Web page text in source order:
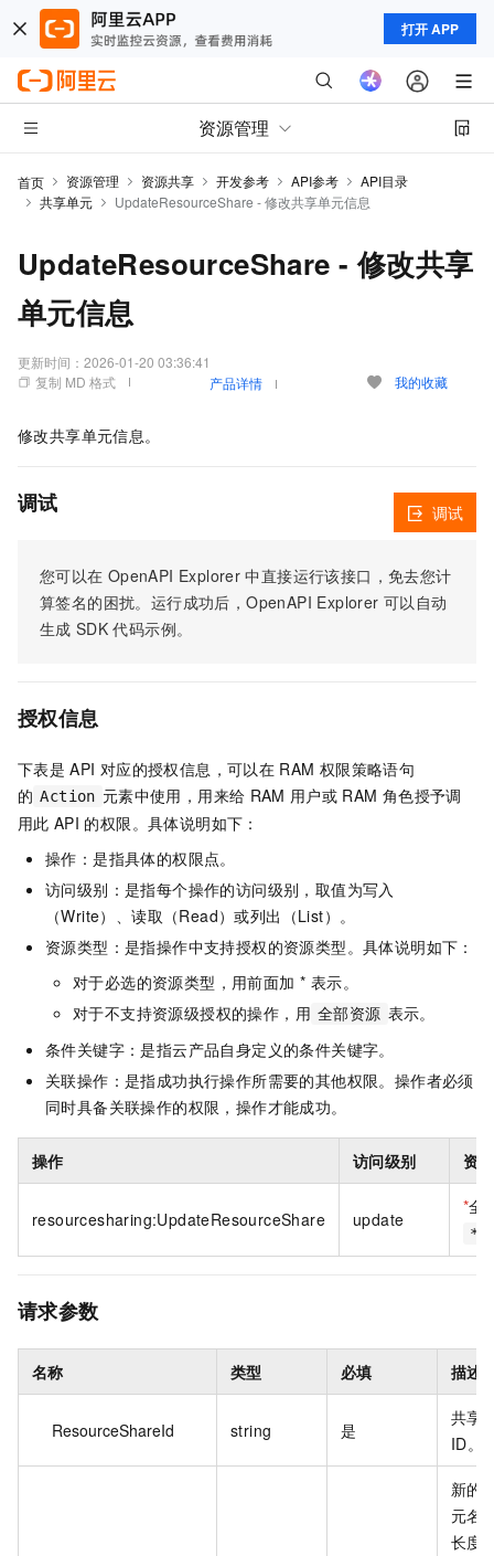
打开 APP
资源管理
首页 资源管理 资源共享 开发参考 API参考
API目录
共享单元
UpdateResourceShare - 修改共享单元信息
UpdateResourceShare - 修改共享
单元信息
更新时间： 2026-01-20 03:36:41
复制 MD 格式
产品详情 我的收藏
修改共享单元信息。
调试
您可以在 OpenAPI Explorer 中直接运行该接口，免去您计
算签名的困扰。运行成功后，OpenAPI Explorer 可以自动
生成 SDK 代码示例。
调试
授权信息
下表是 API 对应的授权信息，可以在 RAM 权限策略语句
的 Action 元素中使用，用来给 RAM 用户或 RAM 角色授予调
用此 API 的权限。具体说明如下：
操作：是指具体的权限点。
访问级别：是指每个操作的访问级别，取值为写入
（Write）、读取（Read）或列出（List）。
资源类型：是指操作中支持授权的资源类型。具体说明如下：
对于必选的资源类型，用前面加 * 表示。
对于不支持资源级授权的操作，用 全部资源 表示。
条件关键字：是指云产品自身定义的条件关键字。
关联操作：是指成功执行操作所需要的其他权限。操作者必须
同时具备关联操作的权限，操作才能成功。
操作 访问级别 资
resourcesharing:UpdateResourceShare update
*全
*
请求参数
名称 类型 必填 描述
ResourceShareId string 是
共享
ID。
新的
元名
长度